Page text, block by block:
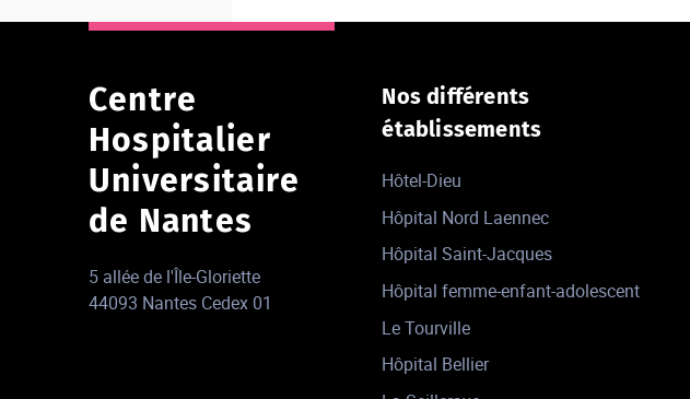
Centre
Hospitalier
Universitaire
de Nantes
5 allée de l'Île-Gloriette
44093 Nantes Cedex 01
Nos différents
établissements
Hôtel-Dieu
Hôpital Nord Laennec
Hôpital Saint-Jacques
Hôpital femme-enfant-adolescent
Le Tourville
Hôpital Bellier